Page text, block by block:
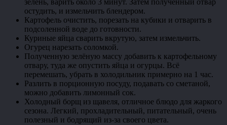
зелень, варить около 3 минут. Затем полученный отвар
остудить, и измельчить блендером.
Картофель очистить, порезать на кубики и отварить в
подсоленной воде до готовности.
Куриные яйца сварить вкрутую, затем измельчить.
Огурец нарезать соломкой.
Полученную зелёную массу добавить к картофельному
отвару, туда же опустить яйца и огурцы. Всё
перемешать, убрать в холодильник примерно на 1 час.
Разлить в порционную посуду, подавать со сметаной,
можно добавить лимонный сок.
Холодный борщ из щавеля, отличное блюдо для жаркого
сезона. Легкий, прохладительный, питательный, очень
полезный и бодрящий из-за своего цвета.